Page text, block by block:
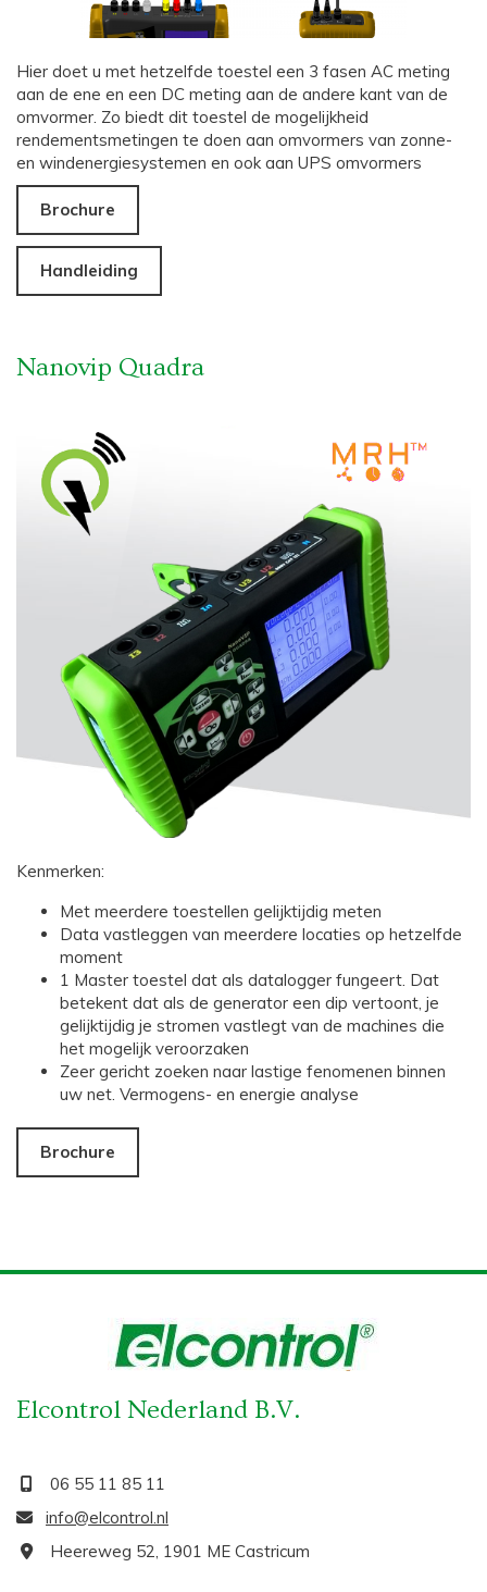
Hier doet u met hetzelfde toestel een 3 fasen AC meting
aan de ene en een DC meting aan de andere kant van de
omvormer. Zo biedt dit toestel de mogelijkheid
rendementsmetingen te doen aan omvormers van zonne-
en windenergiesystemen en ook aan UPS omvormers
Brochure
Handleiding
Nanovip Quadra
Kenmerken:
Met meerdere toestellen gelijktijdig meten
Data vastleggen van meerdere locaties op hetzelfde
moment
1 Master toestel dat als datalogger fungeert. Dat
betekent dat als de generator een dip vertoont, je
gelijktijdig je stromen vastlegt van de machines die
het mogelijk veroorzaken
Zeer gericht zoeken naar lastige fenomenen binnen
uw net. Vermogens- en energie analyse
Brochure
Elcontrol Nederland B.V.
 06 55 11 85 11
 info@elcontrol.nl
Heereweg 52, 1901 ME Castricum